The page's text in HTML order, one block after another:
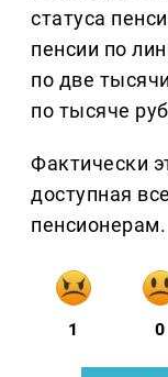
статуса
пенсии по
по две
по тысяче
Фактически
доступная
пенсионерам.
1 0